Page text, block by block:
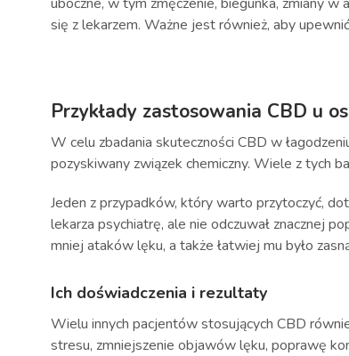
się z lekarzem. Ważne jest również, aby
Przykłady zastosowania CBD u
W celu zbadania skuteczności CBD w
pozyskiwany związek chemiczny. Wiele z tych
Jeden z przypadków, który warto przytoczyć,
lekarza psychiatrę, ale nie odczuwał znacznej
mniej ataków lęku, a także łatwiej mu było
Ich doświadczenia i rezultaty
Wielu innych pacjentów stosujących CBD
stresu, zmniejszenie objawów lęku, poprawę